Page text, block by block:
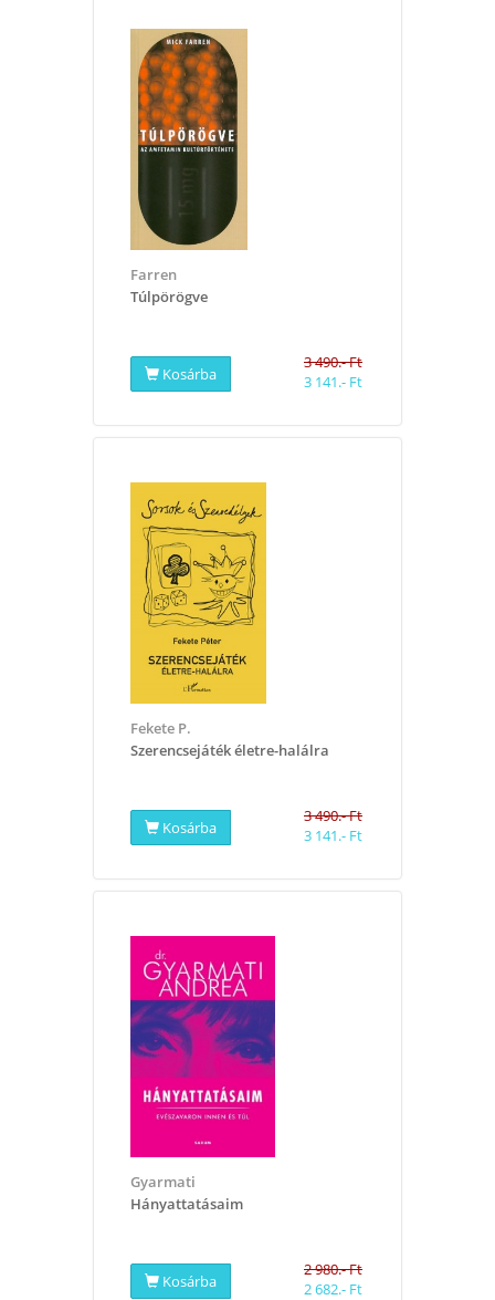
Farren
Túlpörögve
Kosárba
3 490.- Ft
3 141.- Ft
Fekete P.
Szerencsejáték életre-halálra
Kosárba
3 490.- Ft
3 141.- Ft
Gyarmati
Hányattatásaim
Kosárba
2 980.- Ft
2 682.- Ft